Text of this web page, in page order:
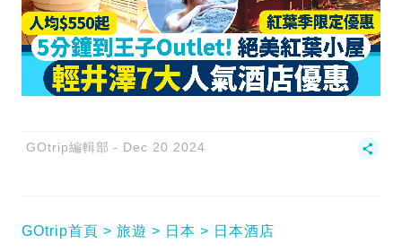
GOtrip編輯部 Dec 20 2024
GOtrip首頁 旅遊 日本 日本酒店